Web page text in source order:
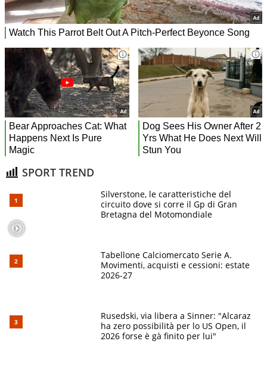
SPORT TREND
Silverstone, le caratteristiche del
circuito dove si corre il Gp di Gran
Bretagna del Motomondiale
Tabellone Calciomercato Serie A.
Movimenti, acquisti e cessioni: estate
2026-27
Rusedski, via libera a Sinner: "Alcaraz
ha zero possibilità per lo US Open, il
2026 forse è gà finito per lui"